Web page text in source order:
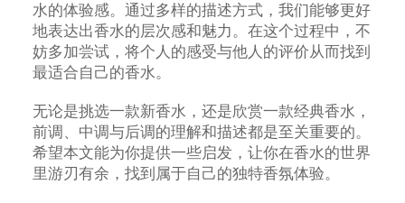
水的体验感。通过多样的描述方式，我们能够更好
地表达出香水的层次感和魅力。在这个过程中，不
妨多加尝试，将个人的感受与他人的评价从而找到
最适合自己的香水。
无论是挑选一款新香水，还是欣赏一款经典香水，
前调、中调与后调的理解和描述都是至关重要的。
希望本文能为你提供一些启发，让你在香水的世界
里游刃有余，找到属于自己的独特香氛体验。